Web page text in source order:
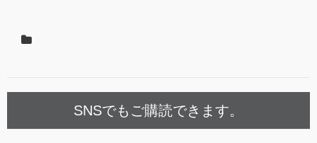
SNSでもご購読できます。